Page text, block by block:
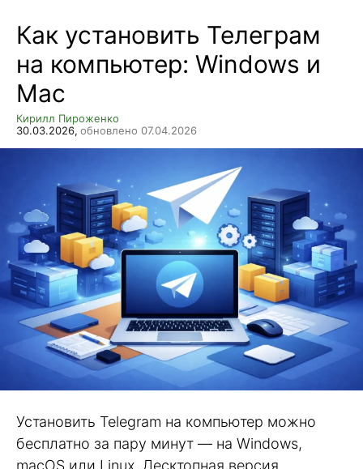
Как установить Телеграм
на компьютер: Windows и
Mac
Кирилл Пироженко
30.03.2026, обновлено 07.04.2026
Установить Telegram на компьютер можно
бесплатно за пару минут — на Windows,
macOS или Linux. Десктопная версия